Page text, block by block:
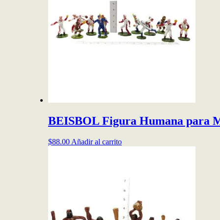
BEISBOL Figura Humana para
$88.00 Añadir al carrito